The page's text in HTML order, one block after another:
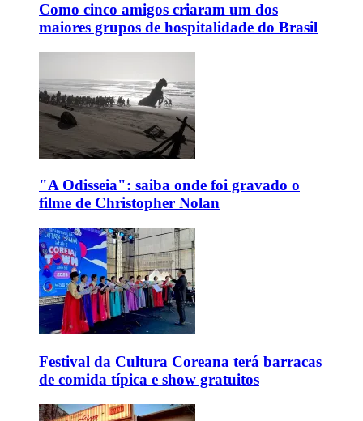
Como cinco amigos criaram um dos
maiores grupos de hospitalidade do Brasil
"A Odisseia": saiba onde foi gravado o
filme de Christopher Nolan
Festival da Cultura Coreana terá barracas
de comida típica e show gratuitos